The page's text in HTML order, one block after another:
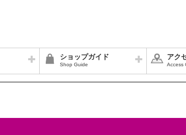
ショップガイド
Shop Guide
アク
Access